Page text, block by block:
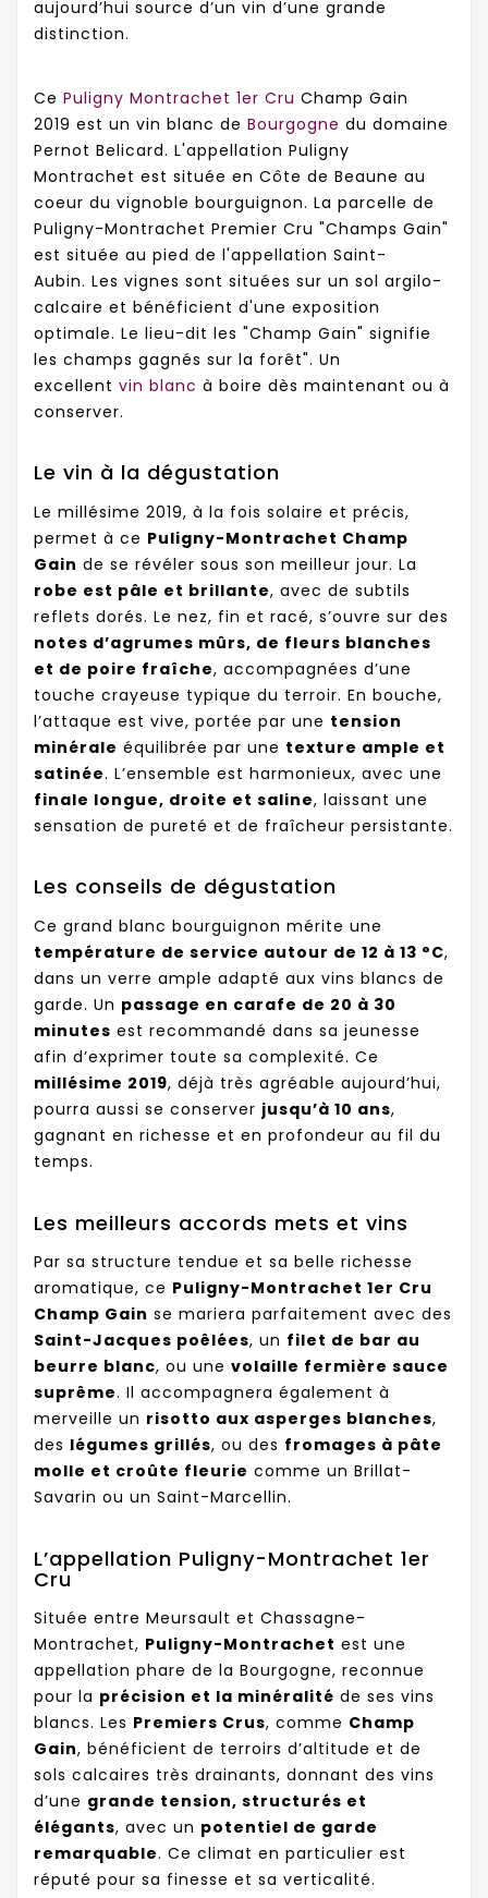
aujourd’hui source d’un vin d’une grande
distinction.
Ce Puligny Montrachet 1er Cru Champ Gain
2019 est un vin blanc de Bourgogne du domaine
Pernot Belicard. L'appellation Puligny
Montrachet est située en Côte de Beaune au
coeur du vignoble bourguignon. La parcelle de
Puligny-Montrachet Premier Cru "Champs Gain"
est située au pied de l'appellation Saint-
Aubin. Les vignes sont situées sur un sol argilo-
calcaire et bénéficient d'une exposition
optimale. Le lieu-dit les "Champ Gain" signifie
les champs gagnés sur la forêt". Un
excellent vin blanc à boire dès maintenant ou à
conserver.
Le vin à la dégustation
Le millésime 2019, à la fois solaire et précis,
permet à ce Puligny-Montrachet Champ
Gain de se révéler sous son meilleur jour. La
robe est pâle et brillante, avec de subtils
reflets dorés. Le nez, fin et racé, s’ouvre sur des
notes d’agrumes mûrs, de fleurs blanches
et de poire fraîche, accompagnées d’une
touche crayeuse typique du terroir. En bouche,
l’attaque est vive, portée par une tension
minérale équilibrée par une texture ample et
satinée. L’ensemble est harmonieux, avec une
finale longue, droite et saline, laissant une
sensation de pureté et de fraîcheur persistante.
Les conseils de dégustation
Ce grand blanc bourguignon mérite une
température de service autour de 12 à 13 °C,
dans un verre ample adapté aux vins blancs de
garde. Un passage en carafe de 20 à 30
minutes est recommandé dans sa jeunesse
afin d’exprimer toute sa complexité. Ce
millésime 2019, déjà très agréable aujourd’hui,
pourra aussi se conserver jusqu’à 10 ans,
gagnant en richesse et en profondeur au fil du
temps.
Les meilleurs accords mets et vins
Par sa structure tendue et sa belle richesse
aromatique, ce Puligny-Montrachet 1er Cru
Champ Gain se mariera parfaitement avec des
Saint-Jacques poêlées, un filet de bar au
beurre blanc, ou une volaille fermière sauce
suprême. Il accompagnera également à
merveille un risotto aux asperges blanches,
des légumes grillés, ou des fromages à pâte
molle et croûte fleurie comme un Brillat-
Savarin ou un Saint-Marcellin.
L’appellation Puligny-Montrachet 1er
Cru
Située entre Meursault et Chassagne-
Montrachet, Puligny-Montrachet est une
appellation phare de la Bourgogne, reconnue
pour la précision et la minéralité de ses vins
blancs. Les Premiers Crus, comme Champ
Gain, bénéficient de terroirs d’altitude et de
sols calcaires très drainants, donnant des vins
d’une grande tension, structurés et
élégants, avec un potentiel de garde
remarquable. Ce climat en particulier est
réputé pour sa finesse et sa verticalité.